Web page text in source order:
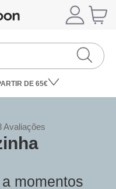
DE 65€
Avaliações
momentos